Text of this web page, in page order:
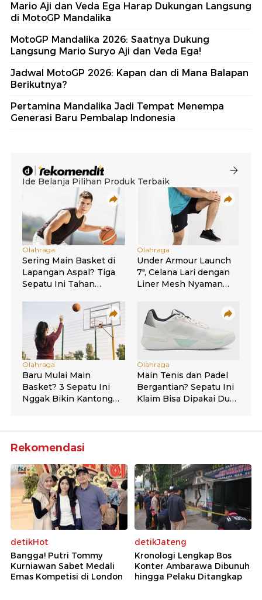
Mario Aji dan Veda Ega Harap Dukungan Langsung
di MotoGP Mandalika
MotoGP Mandalika 2026: Saatnya Dukung
Langsung Mario Suryo Aji dan Veda Ega!
Jadwal MotoGP 2026: Kapan dan di Mana Balapan
Berikutnya?
Pertamina Mandalika Jadi Tempat Menempa
Generasi Baru Pembalap Indonesia
Rekomendasi
detikHot
Bangga! Putri Tommy
Kurniawan Sabet Medali
Emas Kompetisi di London
detikJateng
Kronologi Lengkap Bos
Konter Ambarawa Dibunuh
hingga Pelaku Ditangkap